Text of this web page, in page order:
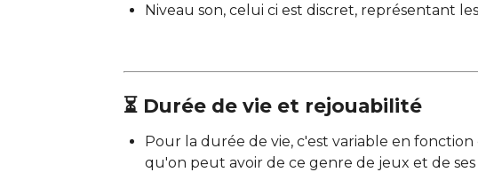
Niveau son, celui ci est discret, représentant
⏳ Durée de vie et rejouabilité
Pour la durée de vie, c'est variable en
qu'on peut avoir de ce genre de jeux et de ses